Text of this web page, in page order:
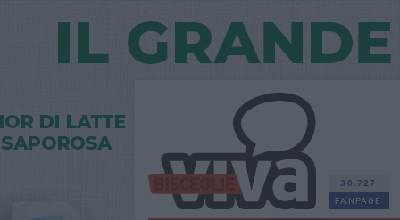
30.727
FANPAGE